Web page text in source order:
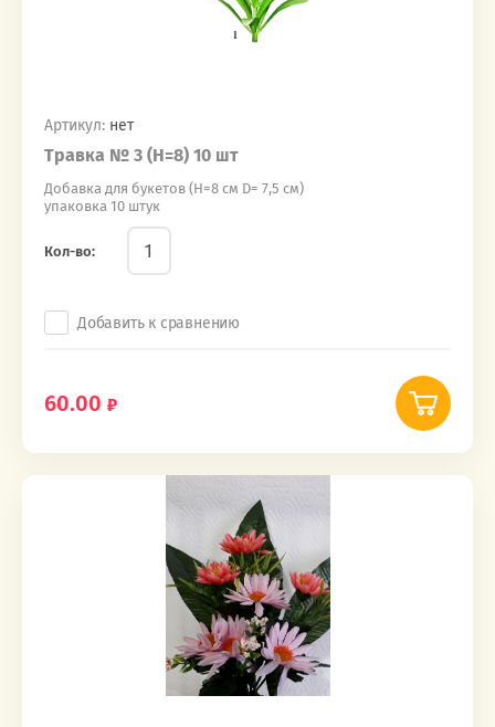
Артикул: нет
Травка № 3 (Н=8) 10 шт
Добавка для букетов (Н=8 см D= 7,5 см)
упаковка 10 штук
Кол-во:
Добавить к сравнению
60.00